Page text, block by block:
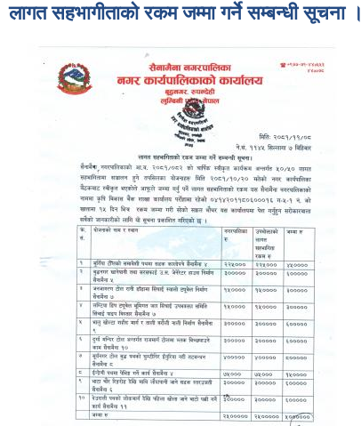
लागत सहभागीताको रकम जम्मा गर्ने सम्बन्धी सूचना ।